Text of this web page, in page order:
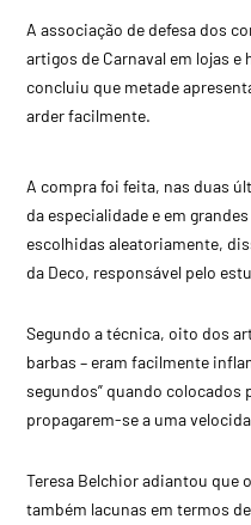
A associação de defesa dos
artigos de Carnaval em lojas
concluiu que metade
arder facilmente.
A compra foi feita, nas duas
da especialidade e em
escolhidas aleatoriamente,
da Deco, responsável pelo
Segundo a técnica, oito dos
barbas – eram facilmente
segundos” quando colocados
propagarem-se a uma
Teresa Belchior adiantou que
também lacunas em termos